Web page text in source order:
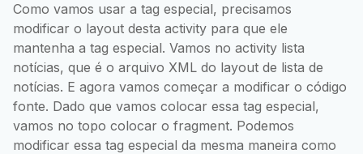
Como vamos usar a tag especial, precisamos
modificar o layout desta activity para que ele
mantenha a tag especial. Vamos no activity lista
notícias, que é o arquivo XML do layout de lista de
notícias. E agora vamos começar a modificar o código
fonte. Dado que vamos colocar essa tag especial,
vamos no topo colocar o fragment. Podemos
modificar essa tag especial da mesma maneira como